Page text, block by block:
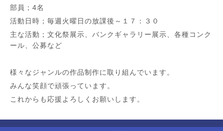
部員；4名
活動日時；毎週火曜日の放課後～１７：３０
主な活動；文化祭展示、バンクギャラリー展示、各種コンク
ール、公募など
様々なジャンルの作品制作に取り組んでいます。
みんな笑顔で頑張っています。
これからも応援よろしくお願いします。